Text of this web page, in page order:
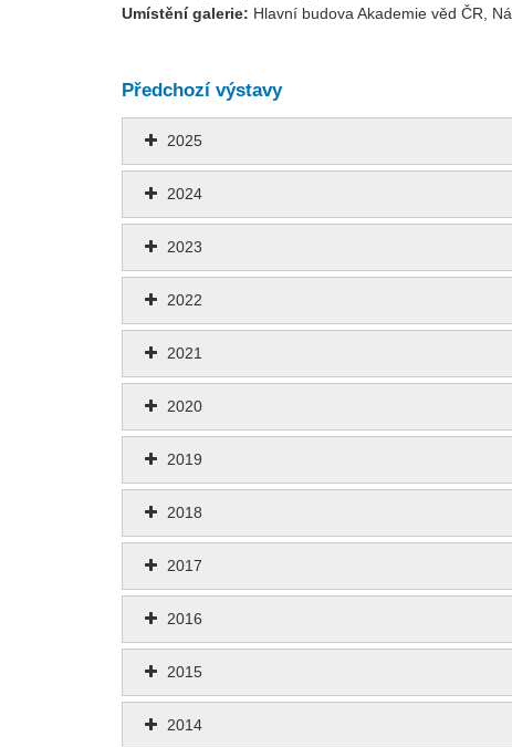
Umístění galerie: Hlavní budova Akademie věd ČR,
Předchozí výstavy
2025
2024
2023
2022
2021
2020
2019
2018
2017
2016
2015
2014